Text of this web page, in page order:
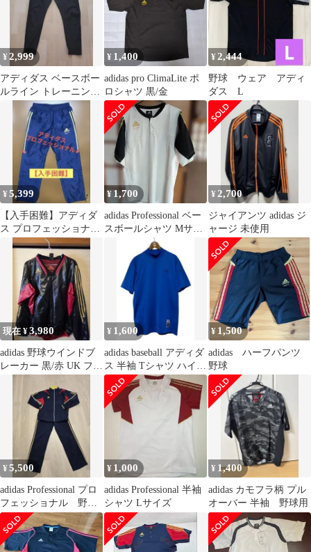
¥ 2,999
アディダス ベースボー
ルライン トレーニング
パンツ ブラック XL
¥ 1,400
adidas pro ClimaLite ポ
ロシャツ 黒/金
¥2,444
野球 ウェア アディ
ダス L
¥5,399
【入手困難】アディダ
ス プロフェッショナル
ズボン パンツ ウインド
ブレーカー
¥1,700
adidas Professional ベー
スボールシャツ Mサイ
¥ 2,700
ジャイアンツ adidas ジ
ャージ 未使用
現在 ¥3,980
adidas 野球ウインドブ
レーカー 黒/赤 UK フリ
¥ 1,600
adidas baseball アディダ
ス 半袖 Tシャツ ハイネ
ックブルー
¥ 1,500
adidas ハーフパンツ
野球
¥5,500
adidas Professional プロ
フェッショナル 野
球 ジャージ上下
¥ 1,000
adidas Professional 半袖
シャツ Lサイズ
¥ 1,400
adidas カモフラ柄 プル
オーバー 半袖 野球用